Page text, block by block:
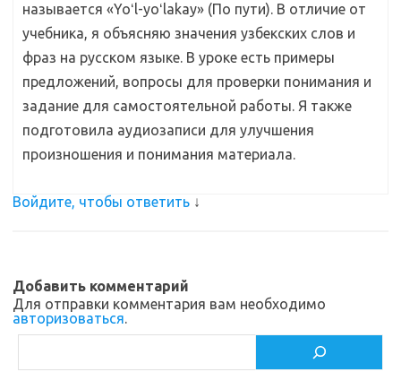
называется «Yoʻl-yoʻlakay» (По пути). В отличие от
учебника, я объясняю значения узбекских слов и
фраз на русском языке. В уроке есть примеры
предложений, вопросы для проверки понимания и
задание для самостоятельной работы. Я также
подготовила аудиозаписи для улучшения
произношения и понимания материала.
Войдите, чтобы ответить ↓
Добавить комментарий
Для отправки комментария вам необходимо
авторизоваться.